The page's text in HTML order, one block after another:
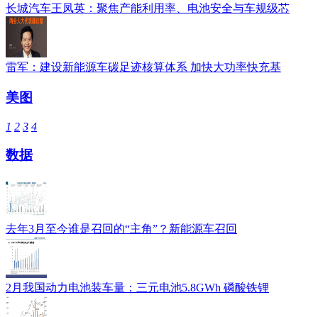
长城汽车王凤英：聚焦产能利用率、电池安全与车规级芯
雷军：建设新能源车碳足迹核算体系 加快大功率快充基
美图
1 2 3 4
数据
去年3月至今谁是召回的“主角”？新能源车召回
2月我国动力电池装车量：三元电池5.8GWh 磷酸铁锂